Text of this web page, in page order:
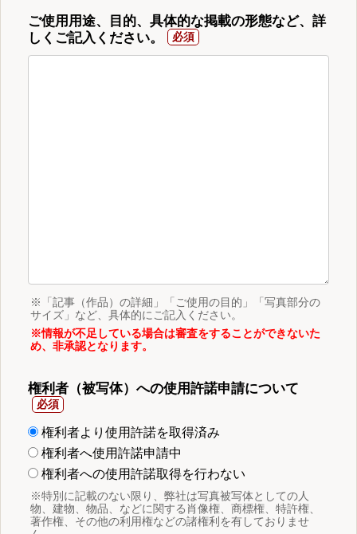
ご使用用途、目的、具体的な掲載の形態など、詳
しくご記入ください。
※「記事（作品）の詳細」「ご使用の目的」「写真部分の
サイズ」など、具体的にご記入ください。
※情報が不足している場合は審査をすることができないた
め、非承認となります。
権利者（被写体）への使用許諾申請について
権利者より使用許諾を取得済み
権利者へ使用許諾申請中
権利者への使用許諾取得を行わない
※特別に記載のない限り、弊社は写真被写体としての人
物、建物、物品、などに関する肖像権、商標権、特許権、
著作権、その他の利用権などの諸権利を有しておりませ